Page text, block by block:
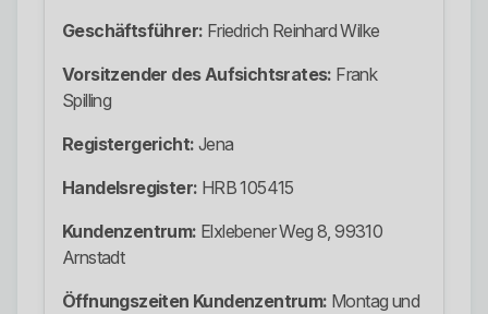
Geschäftsführer: Friedrich Reinhard Wilke
Vorsitzender des Aufsichtsrates: Frank
Spilling
Registergericht: Jena
Handelsregister: HRB 105415
Kundenzentrum: Elxlebener Weg 8, 99310
Arnstadt
Öffnungszeiten Kundenzentrum: Montag und